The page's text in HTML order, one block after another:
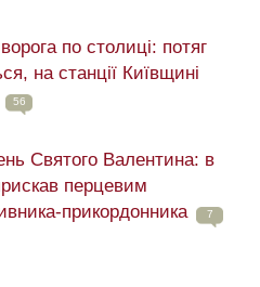
по столиці: потяг
на станції Київщині
56
Святого Валентина: в
перцевим
прикордонника
7